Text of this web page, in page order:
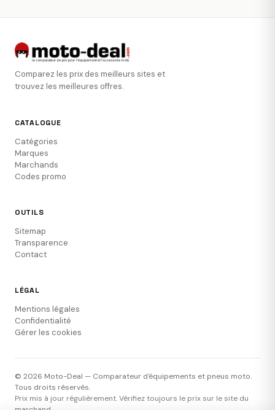
Comparez les prix des meilleurs sites et
trouvez les meilleures offres.
CATALOGUE
Catégories
Marques
Marchands
Codes promo
OUTILS
Sitemap
Transparence
Contact
LÉGAL
Mentions légales
Confidentialité
Gérer les cookies
© 2026 Moto-Deal — Comparateur d'équipements et pneus moto.
Tous droits réservés.
Prix mis à jour régulièrement. Vérifiez toujours le prix sur le site du